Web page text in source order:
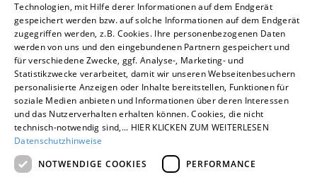
Um externe HTML-Inhalte anzuzeigen, benötigen
wir Ihre Einwilligung.
Weitere Informationen finden Sie in unserer
Datenschutzerklärung.
COOKIE-EINSTELLUNGEN ÖFFNEN
Technologien, mit Hilfe derer Informationen auf dem Endgerät
gespeichert werden bzw. auf solche Informationen auf dem Endgerät
zugegriffen werden, z.B. Cookies. Ihre personenbezogenen Daten
werden von uns und den eingebundenen Partnern gespeichert und
für verschiedene Zwecke, ggf. Analyse-, Marketing- und
Statistikzwecke verarbeitet, damit wir unseren Webseitenbesuchern
personalisierte Anzeigen oder Inhalte bereitstellen, Funktionen für
soziale Medien anbieten und Informationen über deren Interessen
und das Nutzerverhalten erhalten können. Cookies, die nicht
technisch-notwendig sind,... HIER KLICKEN ZUM WEITERLESEN
Datenschutzhinweise
NOTWENDIGE COOKIES
PERFORMANCE